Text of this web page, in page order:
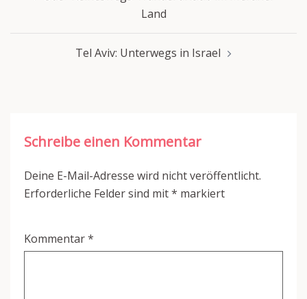
Land
Tel Aviv: Unterwegs in Israel
Schreibe einen Kommentar
Deine E-Mail-Adresse wird nicht veröffentlicht.
Erforderliche Felder sind mit* markiert
Kommentar*